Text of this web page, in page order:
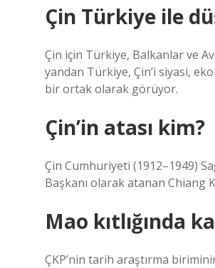
Çin Türkiye ile
Çin için Türkiye, Balkanlar ve
yandan Türkiye, Çin’i siyasi,
bir ortak olarak görüyor.
Çin’in atası kim?
Çin Cumhuriyeti (1912–1949)
Başkanı olarak atanan Chiang
Mao kıtlığında
ÇKP’nin tarih araştırma